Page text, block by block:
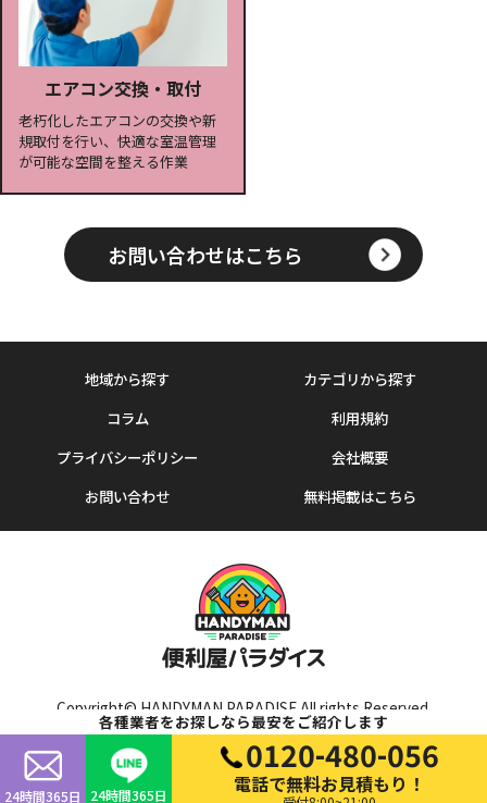
エアコン交換・取付
老朽化したエアコンの交換や新
規取付を行い、快適な室温管理
が可能な空間を整える作業
お問い合わせはこちら
地域から探す
カテゴリから探す
コラム
利用規約
プライバシーポリシー
会社概要
お問い合わせ
無料掲載はこちら
Copyright© HANDYMAN PARADISE All rights Reserved.
各種業者をお探しなら最安をご紹介します
24時間365日 24時間365日
0120-480-056
電話で無料お見積もり！